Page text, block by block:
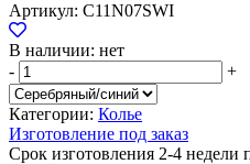
Артикул: C11N07SWI
В наличии: нет
-
+
Категории: Колье
Изготовление под заказ
Срок изготовления 2-4 недели